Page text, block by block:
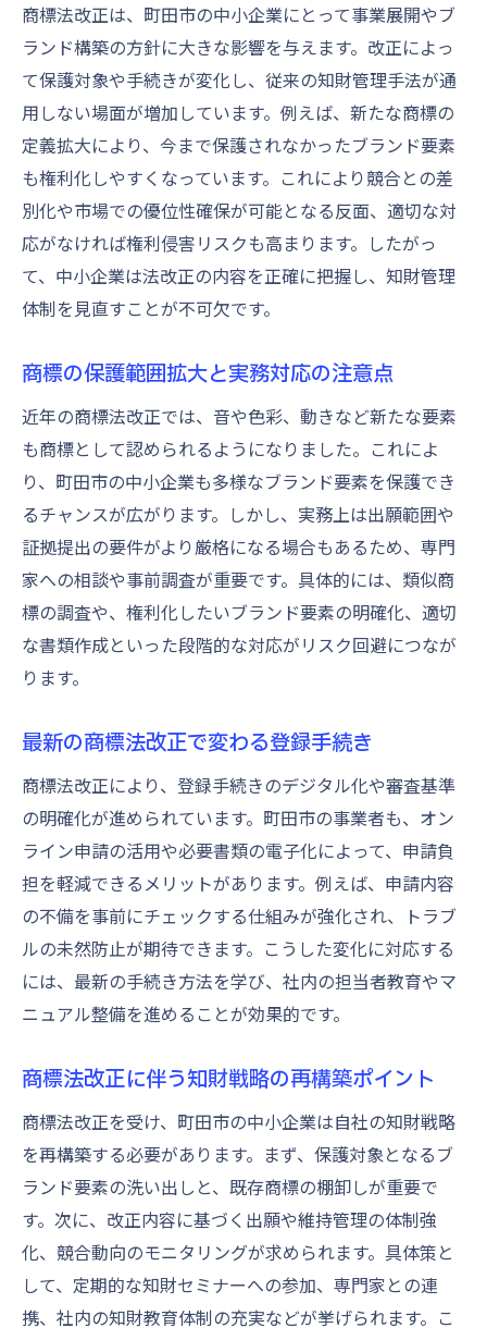
知財セミナー初心者向け講座の活用方法
改正法を踏まえたリスク回避とブランド保
護
知財セミナー無料参加で得られる最新情報
商標管理体制の強化ポイントと実践例
初心者向け知財セミナー活用術
初心者が知っておくべき商標の基本知識
知財セミナー初心者に最適な選び方のコツ
無料セミナー活用で効率的に商標を学ぶ方
専門家による商標セミナーの実践的な魅力
特許庁セミナー2025年の最新情報をチェッ
ク
商標セミナー体験談から学ぶ成功の秘訣
無料セミナーで得る商標対策の知恵
商標セミナー無料で学べる最新法改正知識
初心者におすすめの知財セミナー内容とは
無料セミナーで知る商標登録の実務ポイン
商標対策を強化するための無料講座活用術
知財セミナー参加で得られるネットワーク
効果
特許庁主催セミナーの注目ポイント
特許庁セミナーで学ぶ商標法改正の実践知
識
知財セミナー特許庁主催の魅力と活用法
特許庁セミナー2025年の注目テーマ解説
特許庁セミナーで得られる最新商標情報
実務で役立つ商標セミナー参加後の活用術
実例でわかる商標活用とリスク回避
商標活用の成功事例とリスク回避策
知財セミナーで学ぶ商標トラブル防止法
町田市中小企業の商標戦略実例を紹介
実務で役立つ商標リスク回避の具体策
商標法改正は、町田市の中小企業にとって事業展開やブ
ランド構築の方針に大きな影響を与えます。改正によっ
て保護対象や手続きが変化し、従来の知財管理手法が通
用しない場面が増加しています。例えば、新たな商標の
定義拡大により、今まで保護されなかったブランド要素
も権利化しやすくなっています。これにより競合との差
別化や市場での優位性確保が可能となる反面、適切な対
応がなければ権利侵害リスクも高まります。したがっ
て、中小企業は法改正の内容を正確に把握し、知財管理
体制を見直すことが不可欠です。
商標の保護範囲拡大と実務対応の注意点
近年の商標法改正では、音や色彩、動きなど新たな要素
も商標として認められるようになりました。これによ
り、町田市の中小企業も多様なブランド要素を保護でき
るチャンスが広がります。しかし、実務上は出願範囲や
証拠提出の要件がより厳格になる場合もあるため、専門
家への相談や事前調査が重要です。具体的には、類似商
標の調査や、権利化したいブランド要素の明確化、適切
な書類作成といった段階的な対応がリスク回避につなが
ります。
最新の商標法改正で変わる登録手続き
商標法改正により、登録手続きのデジタル化や審査基準
の明確化が進められています。町田市の事業者も、オン
ライン申請の活用や必要書類の電子化によって、申請負
担を軽減できるメリットがあります。例えば、申請内容
の不備を事前にチェックする仕組みが強化され、トラブ
ルの未然防止が期待できます。こうした変化に対応する
には、最新の手続き方法を学び、社内の担当者教育やマ
ニュアル整備を進めることが効果的です。
商標法改正に伴う知財戦略の再構築ポイント
商標法改正を受け、町田市の中小企業は自社の知財戦略
を再構築する必要があります。まず、保護対象となるブ
ランド要素の洗い出しと、既存商標の棚卸しが重要で
す。次に、改正内容に基づく出願や維持管理の体制強
化、競合動向のモニタリングが求められます。具体策と
して、定期的な知財セミナーへの参加、専門家との連
携、社内の知財教育体制の充実などが挙げられます。こ